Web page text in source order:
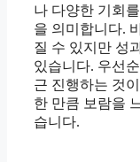
나 다양한 기회
을 의미합니다.
질 수 있지만 성
있습니다. 우선
근 진행하는 것
한 만큼 보람을
습니다.